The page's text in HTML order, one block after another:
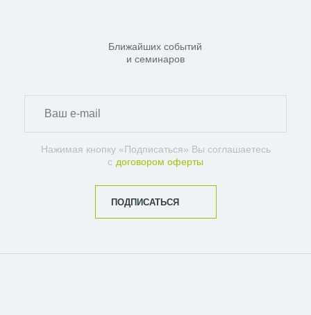
Ближайших событий
и семинаров
Нажимая кнопку «Подписаться» Вы соглашаетесь
с договором оферты
ПОДПИСАТЬСЯ